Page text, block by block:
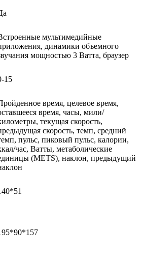
мультимедийные
динамики объемного
мощностью 3 Ватта, браузер
15
время, целевое время,
время, часы, мили/
текущая скорость,
скорость, темп, средний
пульс, пиковый пульс, калории,
час, Ватты, метаболические
(METS), наклон, предыдущий